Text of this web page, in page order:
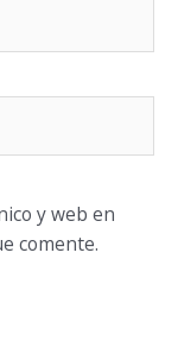
y web en
comente.